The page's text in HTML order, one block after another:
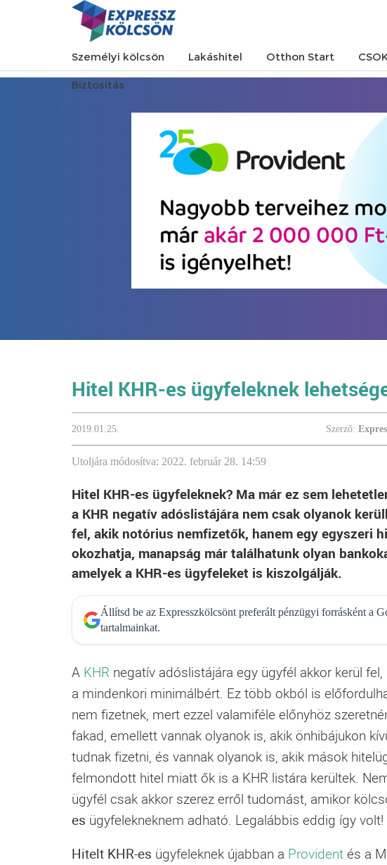
Személyi kölcsön Lakáshitel Otthon Start
Biztosítás
Hitel KHR-es ügyfeleknek
2019.01.25. Szerző:
Utoljára módosítva: 2022. február 28. 14:59
Hitel KHR-es ügyfeleknek? Ma már ez sem
a KHR negatív adóslistájára nem csak olyanok
fel, akik notórius nemfizetők, hanem egy egyszeri
okozhatja, manapság már találhatunk olyan
amelyek a KHR-es ügyfeleket is kiszolgálják.
Állítsd be az Expresszkölcsönt preferált pénzügyi forrásként a
tartalmainkat.
A KHR negatív adóslistájára egy ügyfél akkor kerül
a mindenkori minimálbért. Ez több okból is
nem fizetnek, mert ezzel valamiféle előnyhöz
fakad, emellett vannak olyanok is, akik önhibájukon
tudnak fizetni, és vannak olyanok is, akik mások
felmondott hitel miatt ők is a KHR listára kerültek.
ügyfél csak akkor szerez erről tudomást, amikor
es ügyfelekneknem adható. Legalábbis eddig így volt!
Hitelt KHR-es ügyfeleknek újabban a Providentés a